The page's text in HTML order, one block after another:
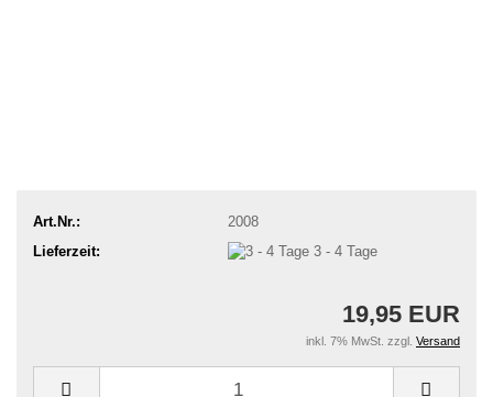
Art.Nr.:
2008
Lieferzeit:
3 - 4 Tage
19,95 EUR
inkl. 7% MwSt. zzgl. Versand